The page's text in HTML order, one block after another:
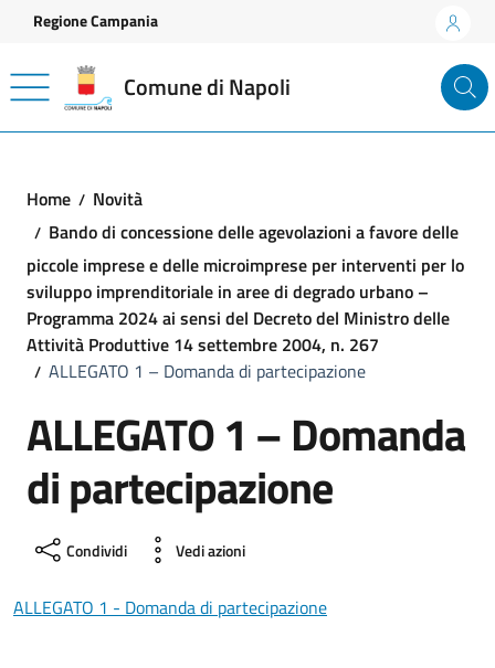
Vai ai contenuti
Vai al footer
Regione Campania
Comune di Napoli
Home
Novità
Bando di concessione delle agevolazioni a favore delle
piccole imprese e delle microimprese per interventi per lo
sviluppo imprenditoriale in aree di degrado urbano –
Programma 2024 ai sensi del Decreto del Ministro delle
Attività Produttive 14 settembre 2004, n. 267
ALLEGATO 1 – Domanda di partecipazione
ALLEGATO 1 – Domanda
di partecipazione
Condividi Vedi azioni
ALLEGATO 1 - Domanda di partecipazione